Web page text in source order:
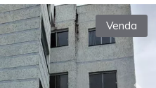
Venda